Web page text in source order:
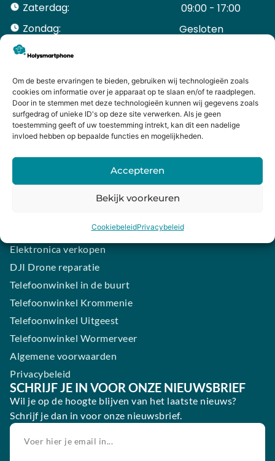
Om de beste ervaringen te bieden, gebruiken wij technologieën zoals
cookies om informatie over je apparaat op te slaan en/of te raadplegen.
Door in te stemmen met deze technologieën kunnen wij gegevens zoals
surfgedrag of unieke ID's op deze site verwerken. Als je geen
toestemming geeft of uw toestemming intrekt, kan dit een nadelige
invloed hebben op bepaalde functies en mogelijkheden.
Accepteren
Bekijk voorkeuren
CookiebeleidPrivacybeleid
Zaterdag:
09:00 - 17:00
Zondag:
Gesloten ​ ​ ​ ​ ​ ​ ​
ACCOUNT
Mijn Account
Bestellingen
Mijn winkelwagen
HANDIGE LINKS
Levering en retourneren
Garantie
Contact
Samsung smartphone laten maken
Elektronica verkopen
DJI Drone reparatie
Telefoonwinkel in de buurt
Telefoonwinkel Krommenie
Telefoonwinkel Uitgeest
Telefoonwinkel Wormerveer
Algemene voorwaarden
Privacybeleid
SCHRIJF JE IN VOOR ONZE NIEUWSBRIEF
Wil je op de hoogte blijven van het laatste nieuws?
Schrijf je dan in voor onze nieuwsbrief.